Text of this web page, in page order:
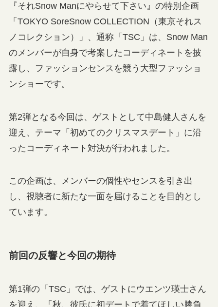
『それSnow Manにやらせて下さい』の特別企画
「TOKYO SoreSnow COLLECTION（東京それス
ノコレクション）」、通称「TSC」は、Snow Man
のメンバーが自身で考案したコーディネートを披
露し、ファッションセンスを競う大型ファッショ
ンショーです。
第2弾となる今回は、ゲストとして中島健人さんを
迎え、テーマ「初めてのクリスマスデート」に沿
ったコーディネート対決が行われました。
この企画は、メンバーの個性やセンスを引き出
し、視聴者に新たな一面を届けることを目的とし
ています。
前回の反響と今回の期待
第1弾の「TSC」では、ゲストにウエンツ瑛士さん
を迎え、「秋、彼氏に初デートで着てほしい勝負